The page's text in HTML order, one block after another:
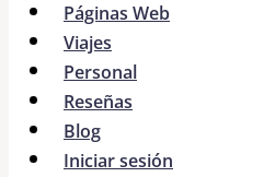
Páginas Web
Viajes
Personal
Reseñas
Blog
Iniciar sesión